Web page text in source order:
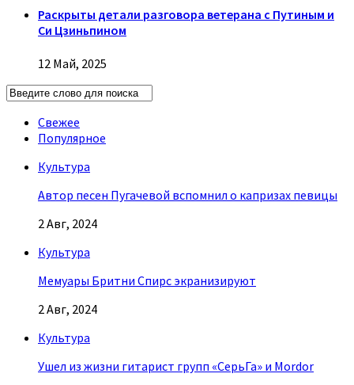
Раскрыты детали разговора ветерана с Путиным и
Си Цзиньпином
12 Май, 2025
Свежее
Популярное
Культура
Автор песен Пугачевой вспомнил о капризах певицы
2 Авг, 2024
Культура
Мемуары Бритни Спирс экранизируют
2 Авг, 2024
Культура
Ушел из жизни гитарист групп «СерьГа» и Mordor